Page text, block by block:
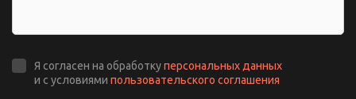
Я согласен на обработкуперсональных данных
и с условиями пользовательского соглашения